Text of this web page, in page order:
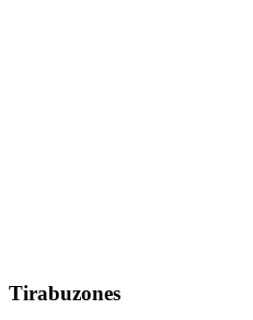
Tirabuzones